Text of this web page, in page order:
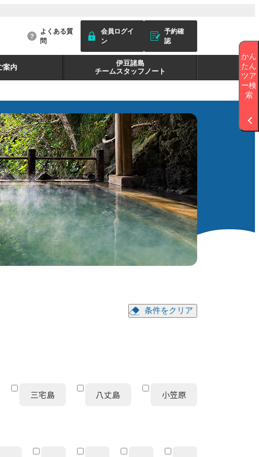
よくある質
問
会員ログイ
ン
予約確
認
案内
伊豆諸島
チームスタッフノート
条件をクリア
三宅島 八丈島 小笠原
かん
たん
ツア
ー検
索